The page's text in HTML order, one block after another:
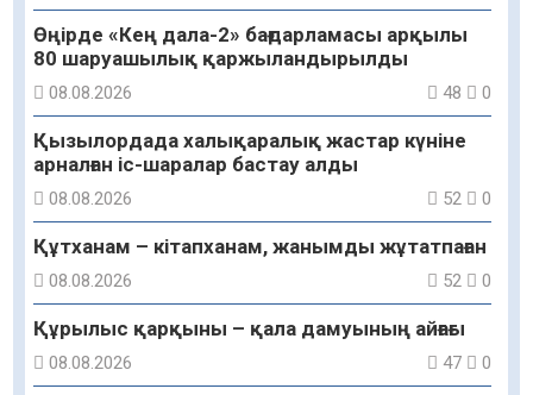
Өңірде «Кең дала-2» бағдарламасы арқылы
80 шаруашылық қаржыландырылды
08.08.2026 48 0
Қызылордада халықаралық жастар күніне
арналған іс-шаралар бастау алды
08.08.2026 52 0
Құтханам – кітапханам, жанымды жұтатпаған
08.08.2026 52 0
Құрылыс қарқыны – қала дамуының айғағы
08.08.2026 47 0